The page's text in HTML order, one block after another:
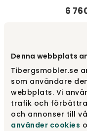
Denna webbplats
Tibergsmobler.se
som användare
webbplats. Vi
trafik och
och annonser till
använder cookies
6
Birdie Sofabord 115x70 |